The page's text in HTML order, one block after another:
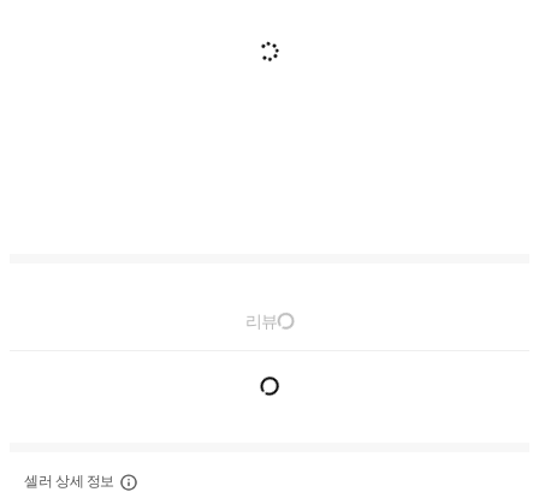
리뷰
셀러 상세 정보